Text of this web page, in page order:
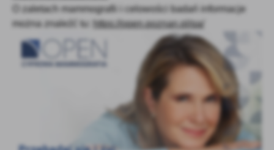
O zaletach mammografii i celowości badań informacje
można znaleźć tu:
https://open.poznan.pl/qa/